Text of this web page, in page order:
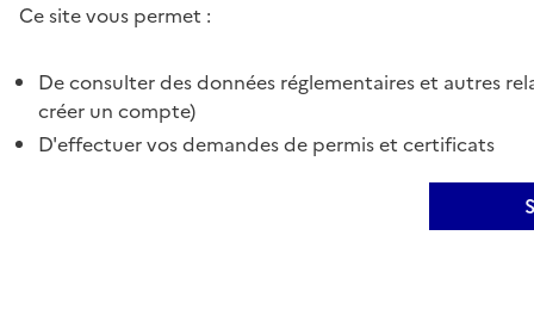
Ce site vous permet :
De consulter des données réglementaires et autres
créer un compte)
D'effectuer vos demandes de permis et certificats